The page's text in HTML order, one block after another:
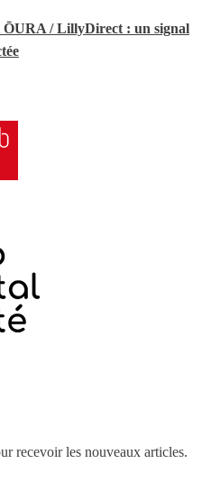
/ LillyDirect : un signal
recevoir les nouveaux articles.